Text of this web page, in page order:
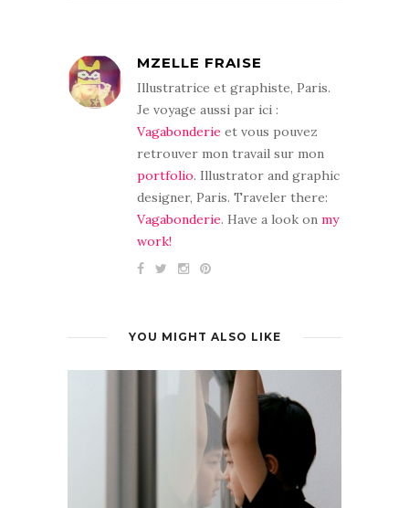
MZELLE FRAISE
Illustratrice et graphiste, Paris.
Je voyage aussi par ici :
Vagabonderie et vous pouvez
retrouver mon travail sur mon
portfolio. Illustrator and graphic
designer, Paris. Traveler there:
Vagabonderie. Have a look on my
work!
YOU MIGHT ALSO LIKE